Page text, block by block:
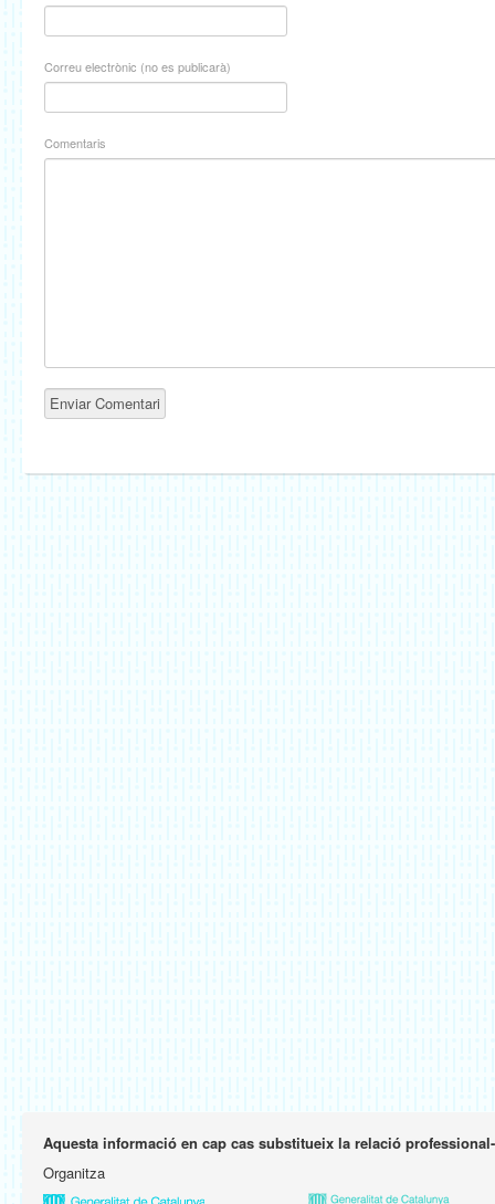
Correu electrònic (no es publicarà)
Comentaris
Aquesta informació en cap cas substitueix la relació
Organitza